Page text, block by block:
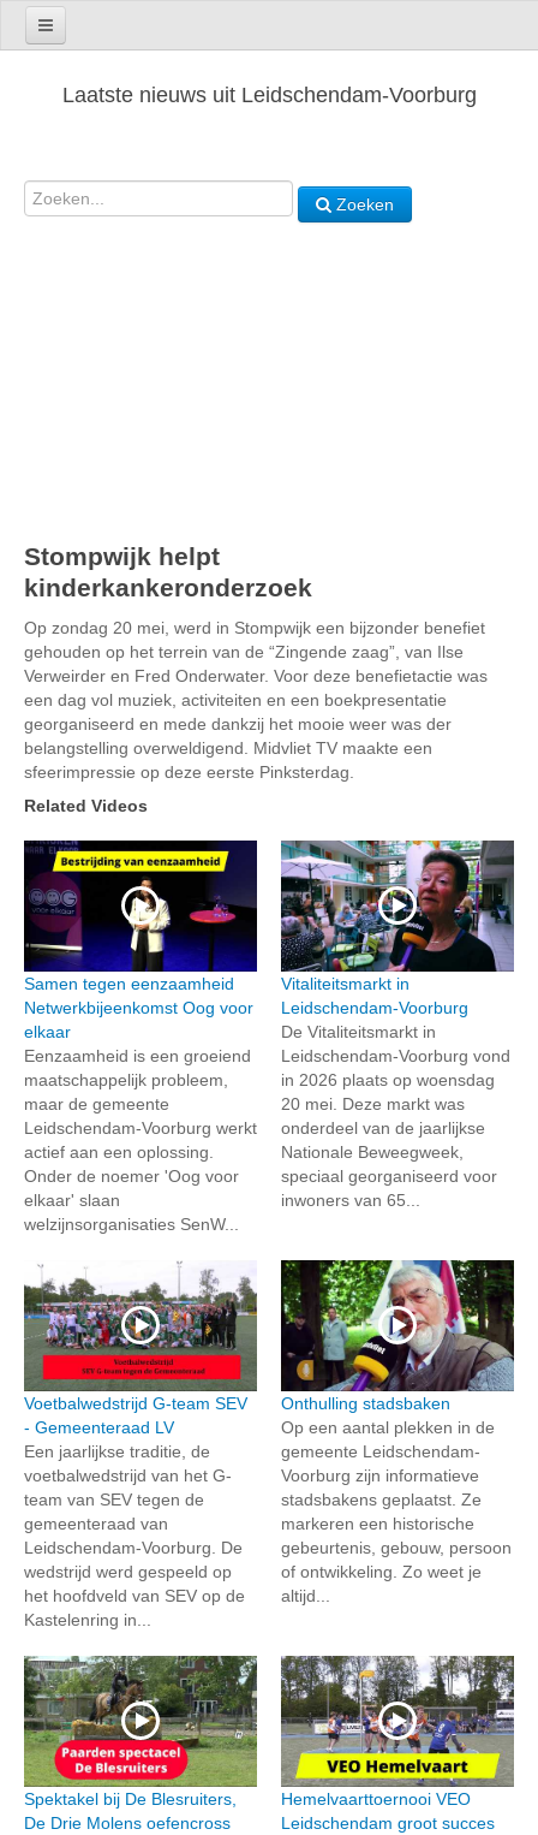
Laatste nieuws uit Leidschendam-Voorburg
Zoeken
Stompwijk helpt
kinderkankeronderzoek
Op zondag 20 mei, werd in Stompwijk een bijzonder benefiet
gehouden op het terrein van de “Zingende zaag”, van Ilse
Verweirder en Fred Onderwater. Voor deze benefietactie was
een dag vol muziek, activiteiten en een boekpresentatie
georganiseerd en mede dankzij het mooie weer was der
belangstelling overweldigend. Midvliet TV maakte een
sfeerimpressie op deze eerste Pinksterdag.
Related Videos
Samen tegen eenzaamheid
Netwerkbijeenkomst Oog voor
elkaar
Eenzaamheid is een groeiend
maatschappelijk probleem,
maar de gemeente
Leidschendam-Voorburg werkt
actief aan een oplossing.
Onder de noemer 'Oog voor
elkaar' slaan
welzijnsorganisaties SenW...
Vitaliteitsmarkt in
Leidschendam-Voorburg
De Vitaliteitsmarkt in
Leidschendam-Voorburg vond
in 2026 plaats op woensdag
20 mei. Deze markt was
onderdeel van de jaarlijkse
Nationale Beweegweek,
speciaal georganiseerd voor
inwoners van 65...
Voetbalwedstrijd G-team SEV
- Gemeenteraad LV
Een jaarlijkse traditie, de
voetbalwedstrijd van het G-
team van SEV tegen de
gemeenteraad van
Leidschendam-Voorburg. De
wedstrijd werd gespeeld op
het hoofdveld van SEV op de
Kastelenring in...
Onthulling stadsbaken
Op een aantal plekken in de
gemeente Leidschendam-
Voorburg zijn informatieve
stadsbakens geplaatst. Ze
markeren een historische
gebeurtenis, gebouw, persoon
of ontwikkeling. Zo weet je
altijd...
Spektakel bij De Blesruiters,
De Drie Molens oefencross
Hemelvaarttoernooi VEO
Leidschendam groot succes